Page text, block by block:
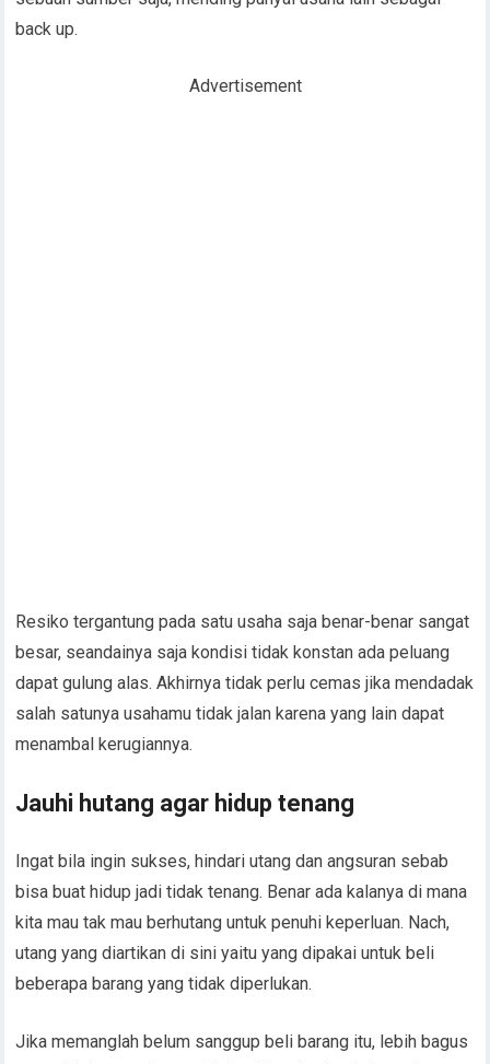
Ingat bila ingin sukses, hindari utang dan angsuran sebab
bisa buat hidup jadi tidak tenang. Benar ada kalanya di mana
kita mau tak mau berhutang untuk penuhi keperluan. Nach,
utang yang diartikan di sini yaitu yang dipakai untuk beli
Jika memanglah belum sanggup beli barang itu, lebih bagus
menanti dan menabung dahulu dibanding berhutang atau
lakukan angsuran. Nach jika sudah sanggup, baru dapat beli
barang yang diharapkan secara tunai dan kontan.
Jangan lupa untuk mengatur
Memang, orang Tionghoa rekat dengan stereotip